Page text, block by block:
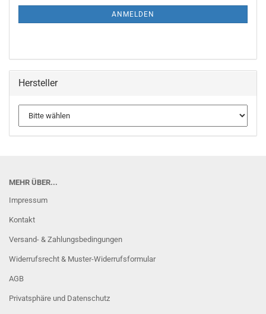
ANMELDEN
Hersteller
MEHR ÜBER...
Impressum
Kontakt
Versand- & Zahlungsbedingungen
Widerrufsrecht & Muster-Widerrufsformular
AGB
Privatsphäre und Datenschutz